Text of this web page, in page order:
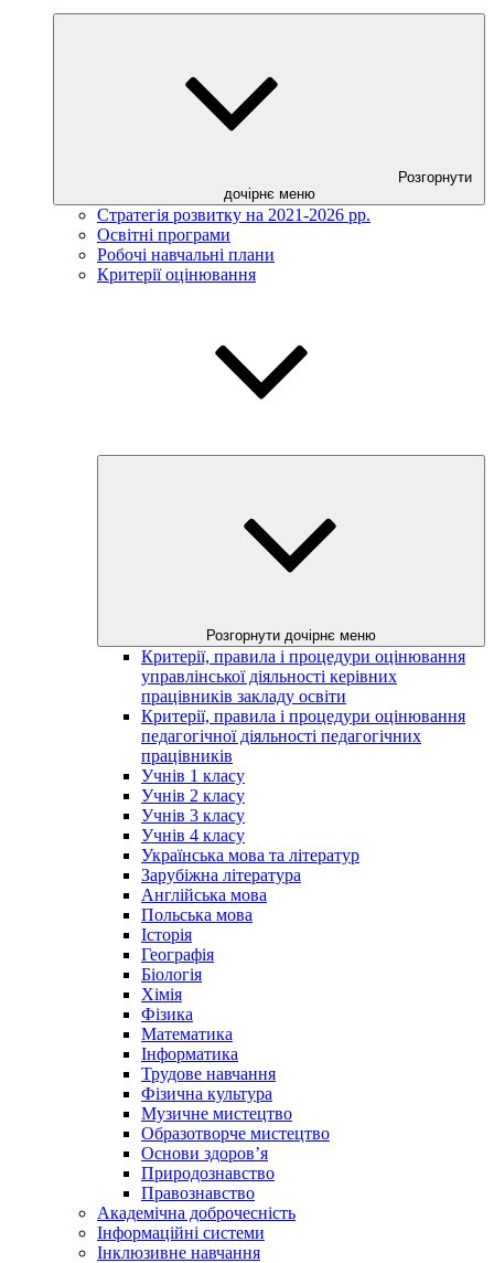
Розгорнути
дочірнє меню
Стратегія розвитку на 2021-2026 рр.
Освітні програми
Робочі навчальні плани
Критерії оцінювання
Розгорнути дочірнє меню
Критерії, правила і процедури оцінювання
управлінської діяльності керівних
працівників закладу освіти
Критерії, правила і процедури оцінювання
педагогічної діяльності педагогічних
працівників
Учнів 1 класу
Учнів 2 класу
Учнів 3 класу
Учнів 4 класу
Українська мова та літератур
Зарубіжна література
Англійська мова
Польська мова
Історія
Географія
Біологія
Хімія
Фізика
Математика
Інформатика
Трудове навчання
Фізична культура
Музичне мистецтво
Образотворче мистецтво
Основи здоров’я
Природознавство
Правознавство
Академічна доброчесність
Інформаційні системи
Інклюзивне навчання